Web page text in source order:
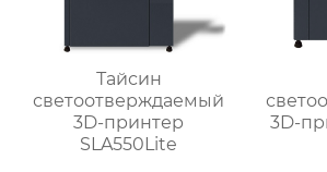
Тайсин
светоотверждаемый
3D-принтер
SLA550Lite
3D-